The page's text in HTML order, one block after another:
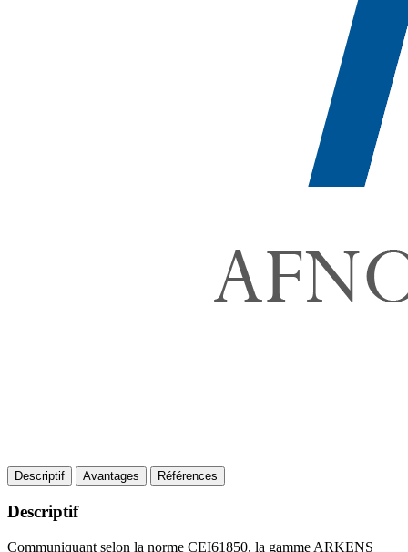
Descriptif Avantages Références
Descriptif
Communiquant selon la norme CEI61850, la gamme ARKENS